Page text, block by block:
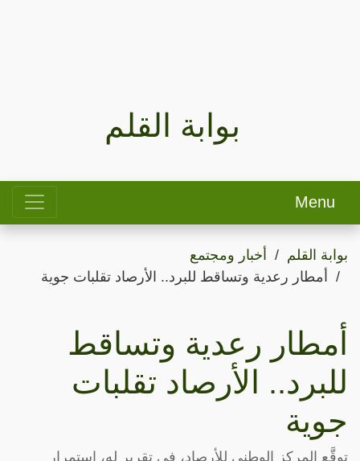
بوابة القلم
Menu
بوابة القلم
أخبار ومجتمع
أمطار رعدية وتساقط للبرد.. الأرصاد تقلبات جوية
أمطار رعدية وتساقط
للبرد.. الأرصاد تقلبات
جوية
توقَّع المركز الوطني للأرصاد، في تقرير له، استمرار